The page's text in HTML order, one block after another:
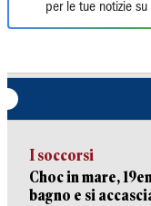
per le tue notizie su
I soccorsi
Choc in mare,
bagno e si